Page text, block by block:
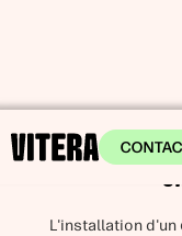
LE COÛT
L'installation d'un